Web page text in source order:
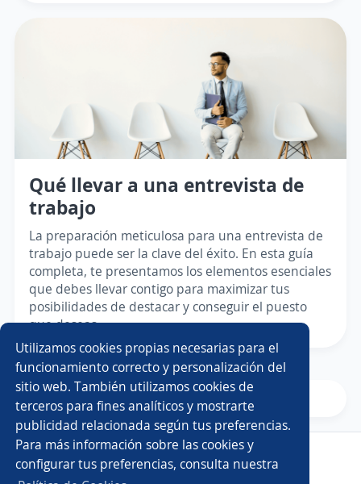
Utilizamos cookies propias necesarias para el
funcionamiento correcto y personalización del
sitio web. También utilizamos cookies de
terceros para fines analíticos y mostrarte
publicidad relacionada según tus preferencias.
Para más información sobre las cookies y
configurar tus preferencias, consulta nuestra
Qué llevar a una entrevista de
trabajo
La preparación meticulosa para una entrevista de
trabajo puede ser la clave del éxito. En esta guía
completa, te presentamos los elementos esenciales
que debes llevar contigo para maximizar tus
posibilidades de destacar y conseguir el puesto
que deseas.
Siguiente
Copyright 2014 - 2026 DGNET LTD.
Aviso legal / Privacidad